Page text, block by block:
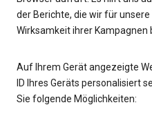
der Berichte, die wir für
Wirksamkeit ihrer Kampagnen
Auf Ihrem Gerät angezeigte
ID Ihres Geräts personalisiert
Sie folgende Möglichkeiten: